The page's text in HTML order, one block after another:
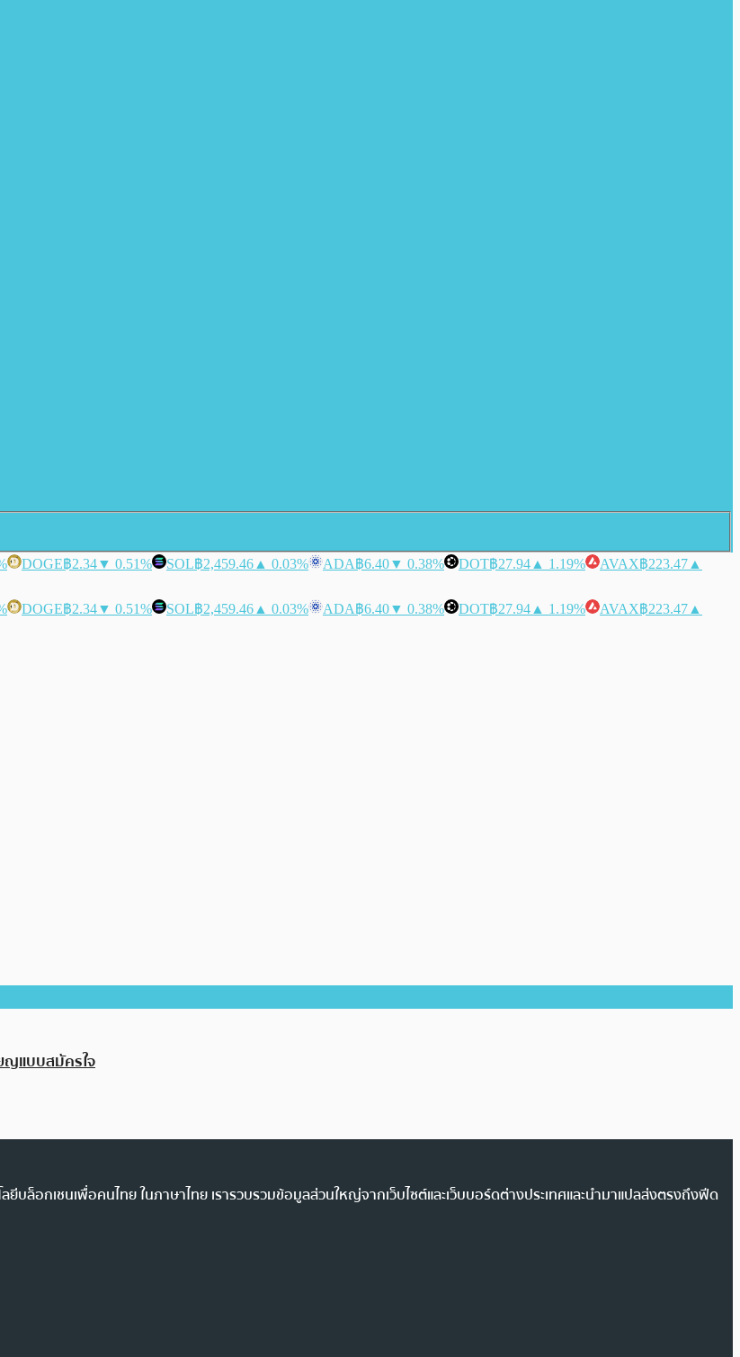
DOGE฿2.34▼ 0.51% SOL฿2,459.46 ▲ 0.03% ADA฿6.40▼ 0.38% DOT฿27.94 ▲ 1.19% AVAX฿223.47 ▲
DOGE฿2.34▼ 0.51% SOL฿2,459.46 ▲ 0.03% ADA฿6.40▼ 0.38% DOT฿27.94 ▲ 1.19% AVAX฿223.47 ▲
ญแบบสมัครใจ
บล็อกเชนเพื่อคนไทย ในภาษาไทย เรารวบรวมข้อมูลส่วนใหญ่จากเว็บไซต์และเว็บบอร์ดต่างประเทศและนำมาแปลส่งตรงถึงฟีด